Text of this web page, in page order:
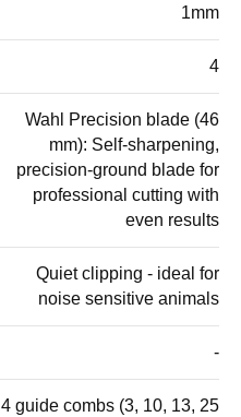
1mm
4
Wahl Precision blade (46
mm): Self-sharpening,
precision-ground blade for
professional cutting with
even results
Quiet clipping - ideal for
noise sensitive animals
-
4 guide combs (3, 10, 13, 25